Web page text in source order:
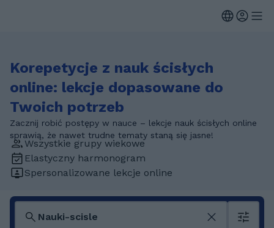
Korepetycje z nauk ścisłych
online: lekcje dopasowane do
Twoich potrzeb
Zacznij robić postępy w nauce – lekcje nauk ścisłych online
sprawią, że nawet trudne tematy staną się jasne!
Wszystkie grupy wiekowe
Elastyczny harmonogram
Spersonalizowane lekcje online